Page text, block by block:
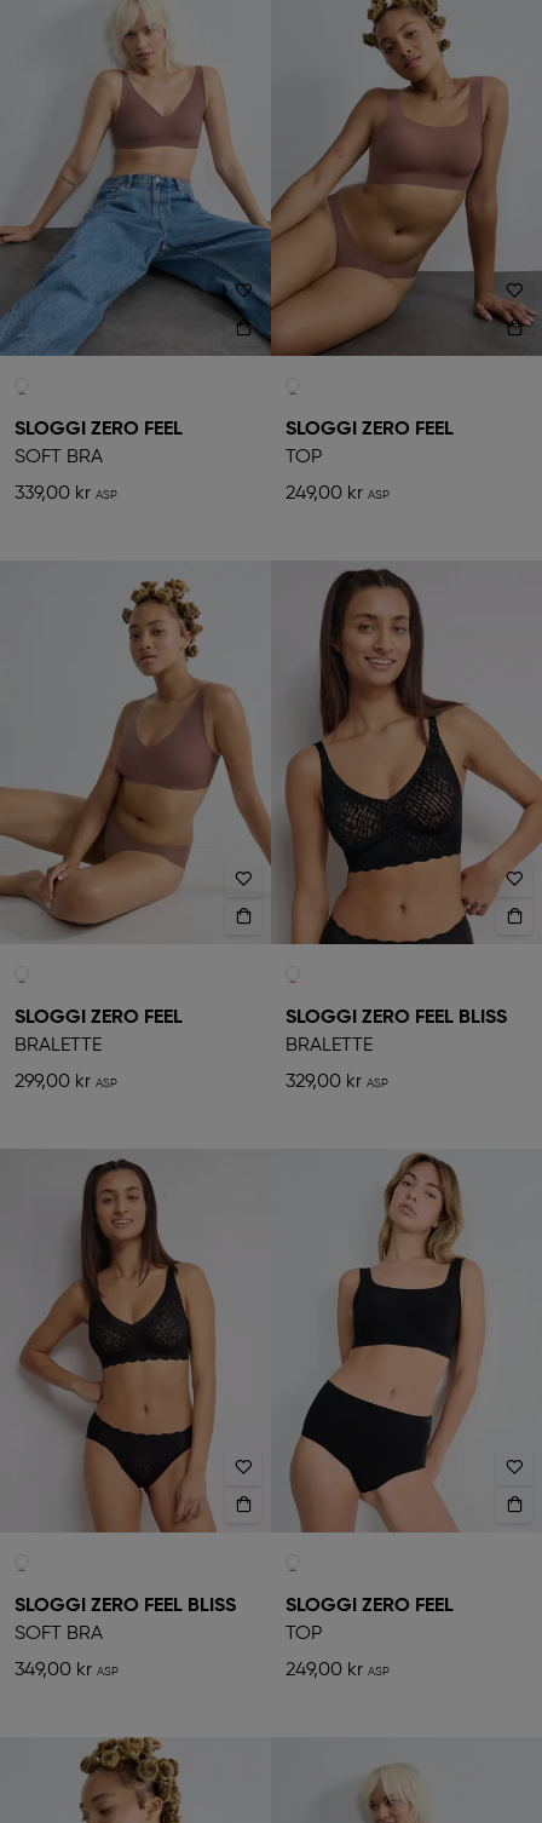
SLOGGI ZERO FEEL
SOFT BRA
339,00 kr
SLOGGI ZERO FEEL
TOP
249,00 kr
SLOGGI ZERO FEEL
BRALETTE
299,00 kr
SLOGGI ZERO FEEL BLISS
BRALETTE
329,00 kr
SLOGGI ZERO FEEL BLISS
SOFT BRA
349,00 kr
SLOGGI ZERO FEEL
TOP
249,00 kr